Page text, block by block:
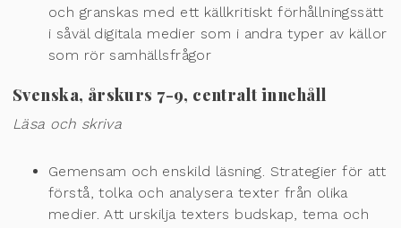
och granskas med ett källkritisktförhållningssätt
i såväl digitala medier som i andra typer av källor
som rör samhällsfrågor
Svenska, årskurs 7-9, centralt innehåll
Läsa och skriva
Gemensam och enskild läsning. Strategier för att
förstå, tolka och analysera texter från olika
medier. Att urskilja texters budskap, tema och